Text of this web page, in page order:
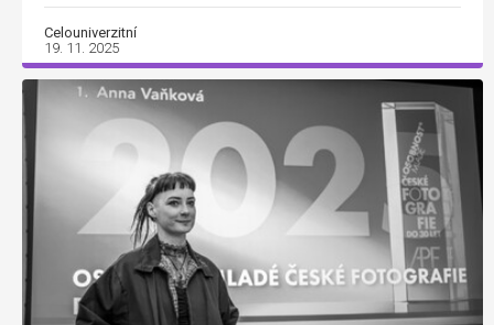
Celouniverzitní
19. 11. 2025